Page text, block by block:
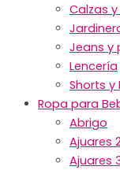
Calzas
Jeans y
Lencería
Shorts y
Ropa para
Abrigo
Ajuares
Ajuares